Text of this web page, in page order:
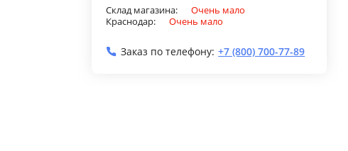
Склад магазина:
Очень мало
Краснодар:
Очень мало
Заказ по телефону: +7 (800) 700-77-89